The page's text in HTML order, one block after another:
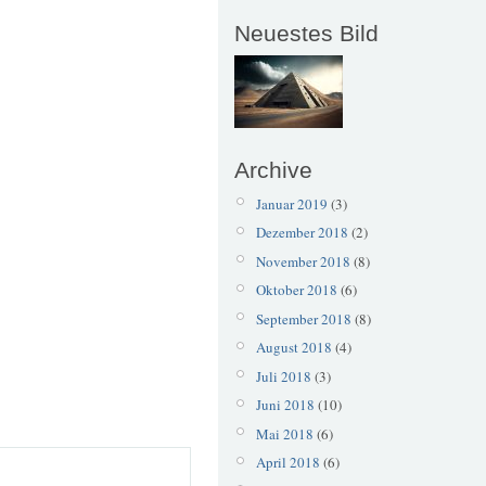
Neuestes Bild
Archive
Januar 2019 (3)
Dezember 2018 (2)
November 2018 (8)
Oktober 2018 (6)
September 2018 (8)
August 2018 (4)
Juli 2018 (3)
Juni 2018 (10)
Mai 2018 (6)
April 2018 (6)